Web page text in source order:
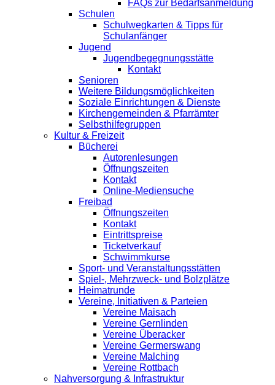
FAQs zur Bedarfsanmeldung
Schulen
Schulwegkarten & Tipps für
Schulanfänger
Jugend
Jugendbegegnungsstätte
Kontakt
Senioren
Weitere Bildungsmöglichkeiten
Soziale Einrichtungen & Dienste
Kirchengemeinden & Pfarrämter
Selbsthilfegruppen
Kultur & Freizeit
Bücherei
Autorenlesungen
Öffnungszeiten
Kontakt
Online-Mediensuche
Freibad
Öffnungszeiten
Kontakt
Eintrittspreise
Ticketverkauf
Schwimmkurse
Sport- und Veranstaltungsstätten
Spiel-, Mehrzweck- und Bolzplätze
Heimatrunde
Vereine, Initiativen & Parteien
Vereine Maisach
Vereine Gernlinden
Vereine Überacker
Vereine Germerswang
Vereine Malching
Vereine Rottbach
Nahversorgung & Infrastruktur